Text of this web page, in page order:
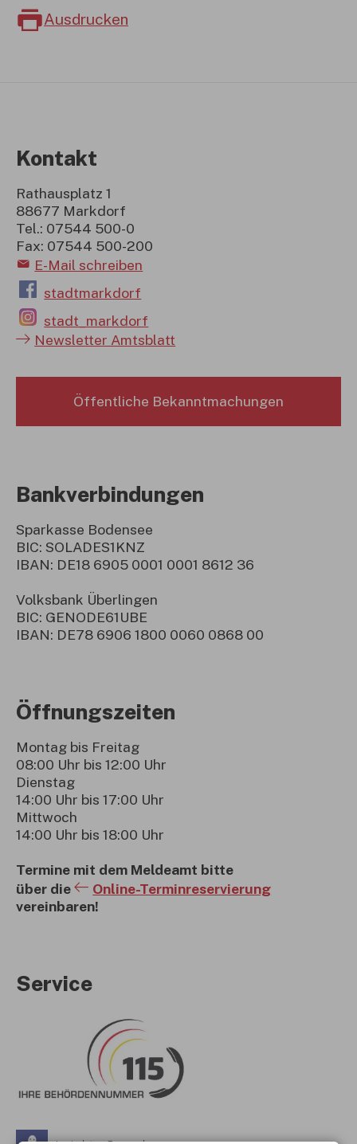
Ausdrucken
Kontakt
Rathausplatz 1
88677 Markdorf
Tel.: 07544 500-0
Fax: 07544 500-200
E-Mail schreiben
stadtmarkdorf
stadt_markdorf
Newsletter Amtsblatt
Öffentliche Bekanntmachungen
Bankverbindungen
Sparkasse Bodensee
BIC: SOLADES1KNZ
IBAN: DE18 6905 0001 0001 8612 36
Volksbank Überlingen
BIC: GENODE61UBE
IBAN: DE78 6906 1800 0060 0868 00
Öffnungszeiten
Montag bis Freitag
08:00 Uhr bis 12:00 Uhr
Dienstag
14:00 Uhr bis 17:00 Uhr
Mittwoch
14:00 Uhr bis 18:00 Uhr
Termine mit dem Meldeamt bitte
über die
Online-Terminreservierung
vereinbaren!
Service